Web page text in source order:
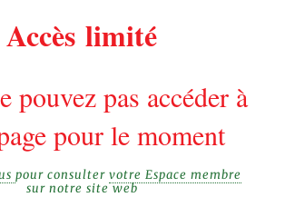
Accès limité
pouvez pas accéder à
pour le moment
pour consulter votre Espace membre
sur notre site web